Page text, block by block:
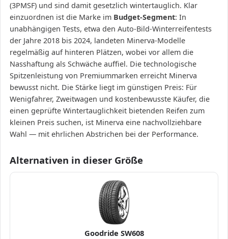
(3PMSF) und sind damit gesetzlich wintertauglich. Klar
einzuordnen ist die Marke im Budget-Segment: In
unabhängigen Tests, etwa den Auto-Bild-Winterreifentests
der Jahre 2018 bis 2024, landeten Minerva-Modelle
regelmäßig auf hinteren Plätzen, wobei vor allem die
Nasshaftung als Schwäche auffiel. Die technologische
Spitzenleistung von Premiummarken erreicht Minerva
bewusst nicht. Die Stärke liegt im günstigen Preis: Für
Wenigfahrer, Zweitwagen und kostenbewusste Käufer, die
einen geprüfte Wintertauglichkeit bietenden Reifen zum
kleinen Preis suchen, ist Minerva eine nachvollziehbare
Wahl — mit ehrlichen Abstrichen bei der Performance.
Alternativen in dieser Größe
Goodride SW608